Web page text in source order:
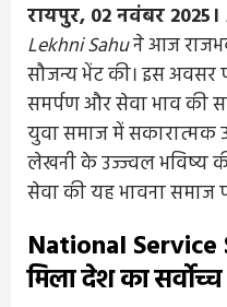
रायपुर, 02 नवंबर 2025।
Lekhni Sahuने आज
सौजन्य भेंट की। इस
समर्पण और सेवा भाव की
युवा समाज में सकारात्मक
लेखनी के उज्ज्वल भविष्य
सेवा की यह भावना समाज
National Service
मिला देश का